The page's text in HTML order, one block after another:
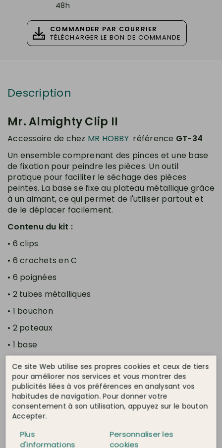
48h
COMMANDER PAR COURRIER
TÉLÉCHARGER LE BON DE COMMANDE
Description
Mr. Almighty Clip II
Accessoire de chez MR HOBBY référence GT-34
Un ensemble comprenant des pinces et une base
de fixation pour peindre les pièces. Un outil
pratique pour faciliter le séchage des pièces
peintes. La base se fixe au plateau métallique grâce
à un aimant, ce qui permet de l'utiliser partout et
de le déplacer facilement.
Contenu du kit :
• 6 clips
• 6 crochets en C
• 6 poignées
• 2 tubes métalliques
• 1 bouchon
• 2 poteaux
• 1 base
• 1 plateau métallique
Fiche technique
Ce site Web utilise ses propres cookies et ceux de tiers
pour améliorer nos services et vous montrer des
publicités liées à vos préférences en analysant vos
habitudes de navigation. Pour donner votre
consentement à son utilisation, appuyez sur le bouton
Accepter.
Plus
d'informations
Personnaliser les
cookies